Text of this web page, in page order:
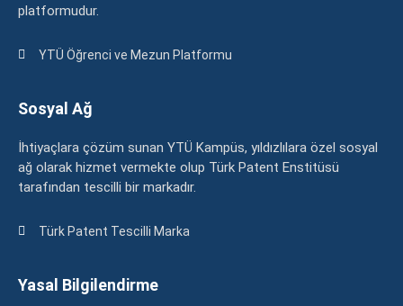
platformudur.
YTÜ Öğrenci ve Mezun Platformu
Sosyal Ağ
İhtiyaçlara çözüm sunan YTÜ Kampüs, yıldızlılara özel sosyal
ağ olarak hizmet vermekte olup Türk Patent Enstitüsü
tarafından tescilli bir markadır.
Türk Patent Tescilli Marka
Yasal Bilgilendirme